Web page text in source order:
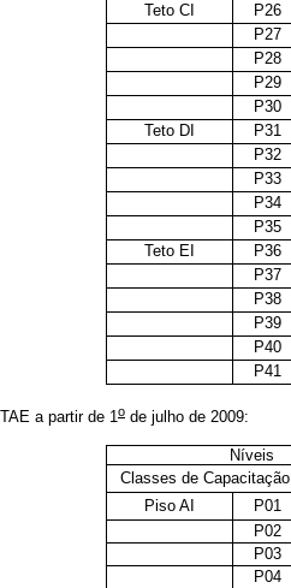
Teto CI
P26
P27
P28
P29
P30
Teto DI
P31
P32
P33
P34
P35
Teto EI
P36
P37
P38
P39
P40
P41
a partir de 1o de julho de 2009:
Níveis
Classes de Capacitação
Piso AI
P01
P02
P03
P04